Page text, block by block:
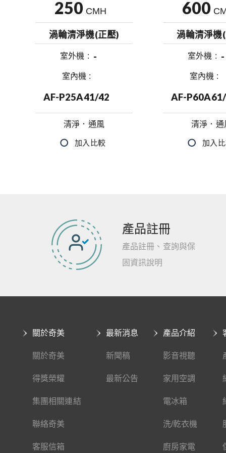
250 CMH
渦輪清淨機(正壓)
室外機 -
室內機
AF-P25A41/42
清淨．通風
600
渦輪清淨機
室外機 -
室內機
AF-
清淨．通
產品註冊
產品註冊、查詢與保
固資訊說明
關於奇美
關於奇美
得獎榮耀
集團相關連結
聯絡奇美
客服信箱
最新消息
新聞稿
最新公告
產品介紹
影音視聽
家用空調
電冰箱
洗/乾衣機
廚房家電